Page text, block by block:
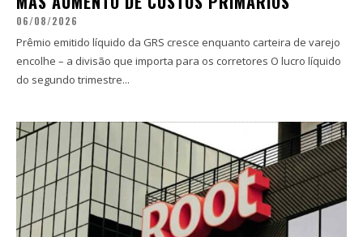
06/08/2026
Prêmio emitido líquido da GRS cresce enquanto carteira de varejo
encolhe – a divisão que importa para os corretores O lucro líquido
do segundo trimestre...